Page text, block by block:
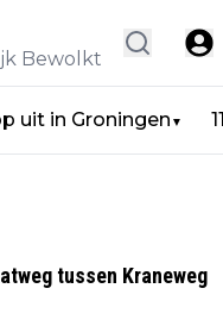
Bewolkt
uit in Groningen ▼
tussen Kraneweg